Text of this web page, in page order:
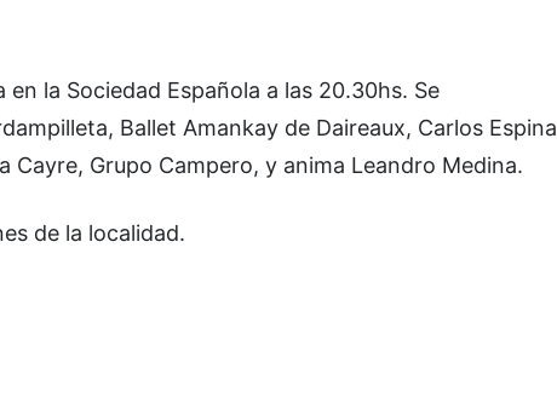
la Sociedad Española a las 20.30hs. Se
Ballet Amankay de Daireaux, Carlos Espina
Cayre, Grupo Campero, y anima Leandro Medina.
de la localidad.